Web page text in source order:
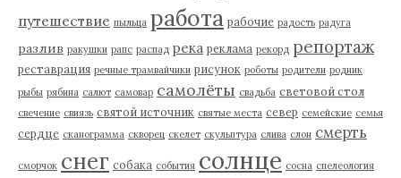
путешествие пыльца работа рабочие радость радуга
разлив ракушки рапс распад река реклама рекорд репортаж
реставрация речные трамвайчики рисунок роботы родители родник
рыбы рябина салют самовар самолёты свадьба световой стол
свечение свиязь святой источник святые места север семейские семья
сердце сканограмма скворец скелет скульптура слива слон смерть
сморчок снег собака события солнце сосна спелеология